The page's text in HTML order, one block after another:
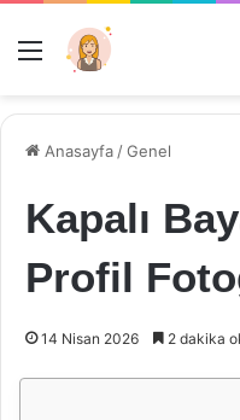
Menü
Anasayfa /Genel
Kapalı
Profil
14 Nisan 2026 2 dakika